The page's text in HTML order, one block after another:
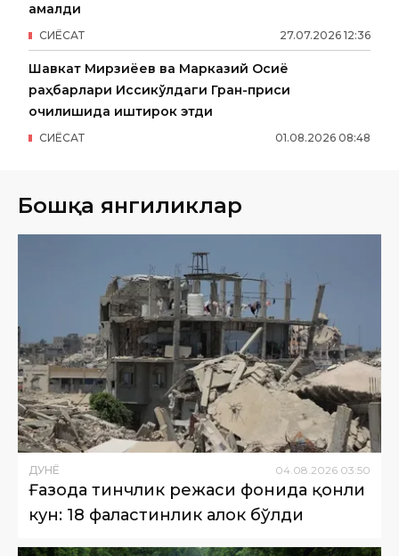
қамалди
27.07.2026 12:36
СИËСАТ
Шавкат Мирзиёев ва Марказий Осиё
раҳбарлари Иссиқкўлдаги Гран-приси
очилишида иштирок этди
01.08.2026 08:48
СИËСАТ
Бошқа янгиликлар
ДУНË 04 08 2026 03:50
Ғазода тинчлик режаси фонида қонли
кун: 18 фаластинлик ҳалок бўлди